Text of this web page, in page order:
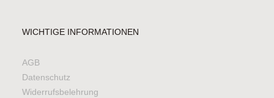
WICHTIGE INFORMATIONEN
AGB
Datenschutz
Widerrufsbelehrung